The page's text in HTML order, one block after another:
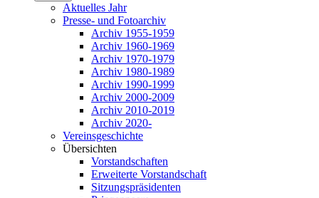
Aktuelles Jahr
Presse- und Fotoarchiv
Archiv 1955-1959
Archiv 1960-1969
Archiv 1970-1979
Archiv 1980-1989
Archiv 1990-1999
Archiv 2000-2009
Archiv 2010-2019
Archiv 2020-
Vereinsgeschichte
Übersichten
Vorstandschaften
Erweiterte Vorstandschaft
Sitzungspräsidenten